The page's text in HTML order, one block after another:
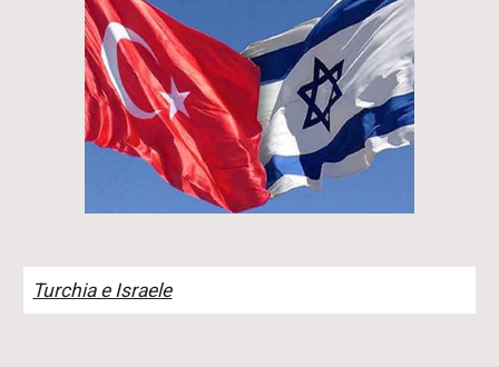
Turchia e Israele